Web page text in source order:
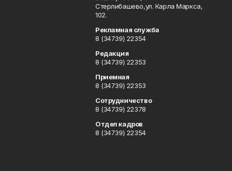
Стерлибашево,ул. Карла Маркса,
102.
Рекламная служба
8 (34739) 22354
Редакция
8 (34739) 22353
Приемная
8 (34739) 22353
Сотрудничество
8 (34739) 22378
Отдел кадров
8 (34739) 22354